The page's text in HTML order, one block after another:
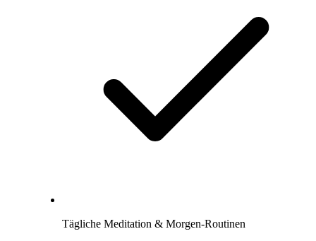
Tägliche Meditation & Morgen-Routinen